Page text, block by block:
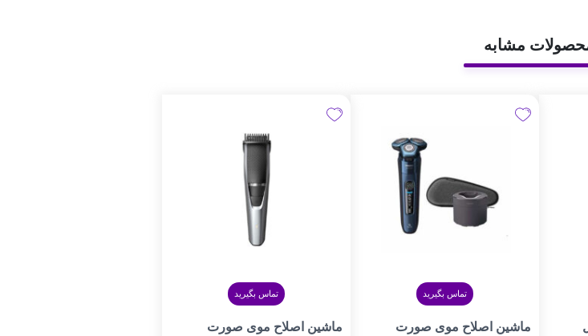
مشابه
تماس بگیرید
ماشین اصلاح موی صورت
تماس بگیرید
ماشین اصلاح موی صورت